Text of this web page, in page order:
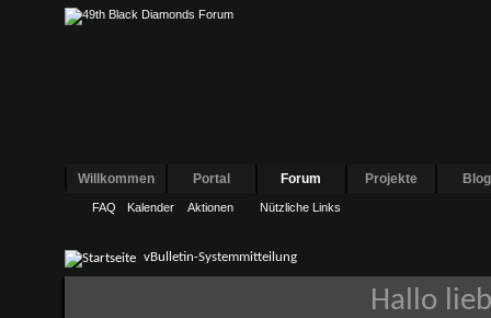
Willkommen Portal Forum
FAQ Kalender Aktionen Nützliche Links
Projekte
vBulletin-Systemmitteilung
Hallo